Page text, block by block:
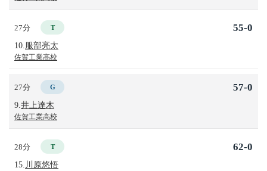
27分 T
10. 服部亮太
佐賀工業高校
55-0
27分 G
9. 井上達木
佐賀工業高校
57-0
28分 T
15. 川原悠悟
62-0